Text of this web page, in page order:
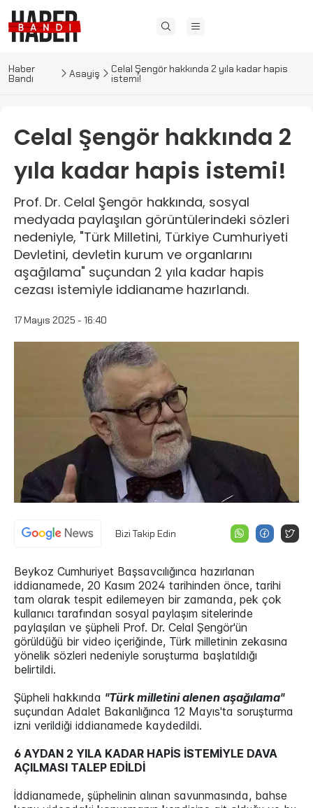
Haber
Bandı Asayiş Celal Şengör hakkında 2 yıla kadar hapis
istemi!
Celal Şengör hakkında 2
yıla kadar hapis istemi!
Prof. Dr. Celal Şengör hakkında, sosyal
medyada paylaşılan görüntülerindeki sözleri
nedeniyle, "Türk Milletini, Türkiye Cumhuriyeti
Devletini, devletin kurum ve organlarını
aşağılama" suçundan 2 yıla kadar hapis
cezası istemiyle iddianame hazırlandı.
17 Mayıs 2025 - 16:40
Bizi Takip Edin
Beykoz Cumhuriyet Başsavcılığınca hazırlanan
iddianamede, 20 Kasım 2024 tarihinden önce, tarihi
tam olarak tespit edilemeyen bir zamanda, pek çok
kullanıcı tarafından sosyal paylaşım sitelerinde
paylaşılan ve şüpheli Prof. Dr. Celal Şengör'ün
görüldüğü bir video içeriğinde, Türk milletinin zekasına
yönelik sözleri nedeniyle soruşturma başlatıldığı
belirtildi.
Şüpheli hakkında "Türk milletini alenen aşağılama"
suçundan Adalet Bakanlığınca 12 Mayıs'ta soruşturma
izni verildiği iddianamede kaydedildi.
6 AYDAN 2 YILA KADAR HAPİS İSTEMİYLE DAVA
AÇILMASI TALEP EDİLDİ
İddianamede, şüphelinin alınan savunmasında, bahse